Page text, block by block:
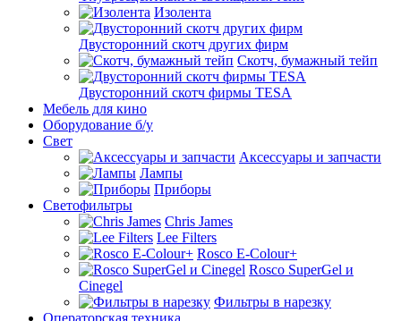
Изолента
Двусторонний скотч других фирм
Скотч, бумажный тейп
Двусторонний скотч фирмы TESA
Мебель для кино
Оборудование б/у
Свет
Аксессуары и запчасти
Лампы
Приборы
Светофильтры
Chris James
Lee Filters
Rosco E-Colour+
Rosco SuperGel и
Cinegel
Фильтры в нарезку
Операторская техника